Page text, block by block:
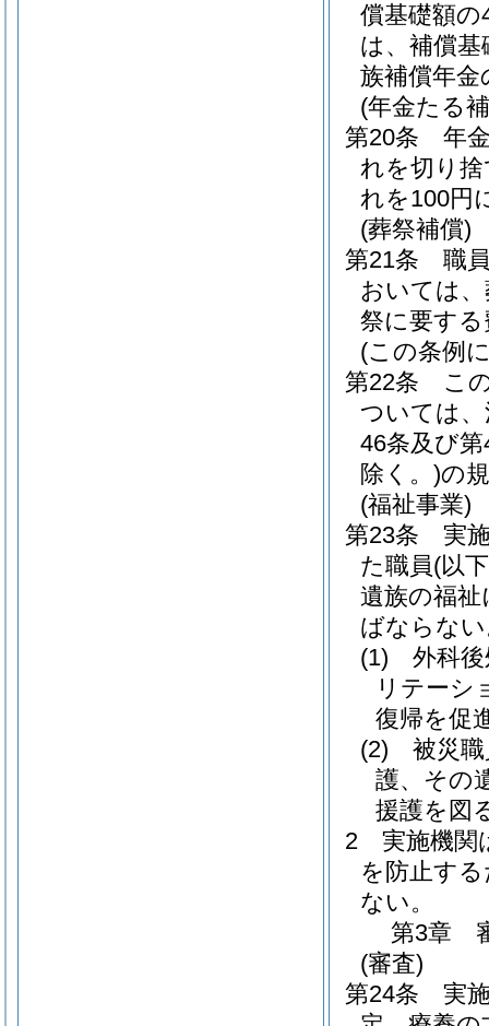
償基礎額の
は、補償
族補償年
(年金たる
第20条
年
れを切り
れを100円
(葬祭補償)
第21条
職
おいては
祭に要す
(この条例
第22条
こ
ついては
46条及び
除く。)の
(福祉事業)
第23条
実
た職員(以
遺族の福
ばならな
(1)
外科
リテーシ
復帰を促
(2)
被災
護、その
援護を図
2
実施機関
を防止す
ない。
第3章
(審査)
第24条
実